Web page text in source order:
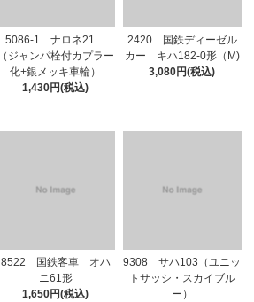
5086-1 ナロネ21
（ジャンパ栓付カプラー
化+銀メッキ車輪）
1,430円(税込)
2420 国鉄ディーゼル
カー キハ182-0形（M)
3,080円(税込)
8522 国鉄客車 オハ
ニ61形
1,650円(税込)
9308 サハ103（ユニッ
トサッシ・スカイブル
ー）